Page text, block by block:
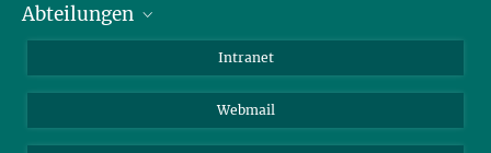
Mitarbeiterverzeichnis
Abteilungen
Kolloidchemie
Intranet
Webmail